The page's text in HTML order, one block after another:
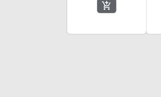
add_shopping_cart